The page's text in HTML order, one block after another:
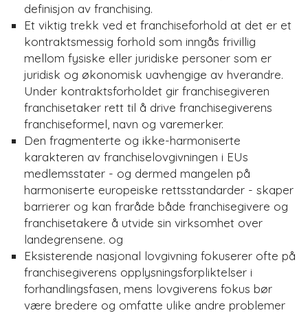
definisjon av franchising.
Et viktig trekk ved et franchiseforhold at det er et
kontraktsmessig forhold som inngås frivillig
mellom fysiske eller juridiske personer som er
juridisk og økonomisk uavhengige av hverandre.
Under kontraktsforholdet gir franchisegiveren
franchisetaker rett til å drive franchisegiverens
franchiseformel, navn og varemerker.
Den fragmenterte og ikke-harmoniserte
karakteren av franchiselovgivningen i EUs
medlemsstater - og dermed mangelen på
harmoniserte europeiske rettsstandarder - skaper
barrierer og kan fraråde både franchisegivere og
franchisetakere å utvide sin virksomhet over
landegrensene. og
Eksisterende nasjonal lovgivning fokuserer ofte på
franchisegiverens opplysningsforpliktelser i
forhandlingsfasen, mens lovgiverens fokus bør
være bredere og omfatte ulike andre problemer